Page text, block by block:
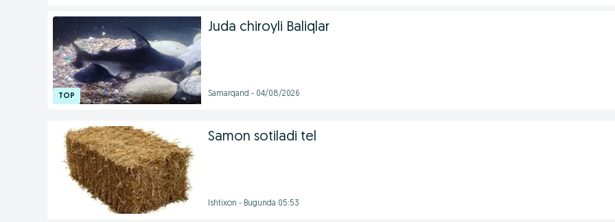
Juda chiroyli Baliqlar
Samarqand - 04/08/2026
Samon sotiladi tel
Ishtixon - Bugunda 05:53